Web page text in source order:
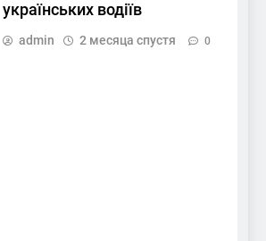
українських водіїв
admin 2 месяца спустя 0